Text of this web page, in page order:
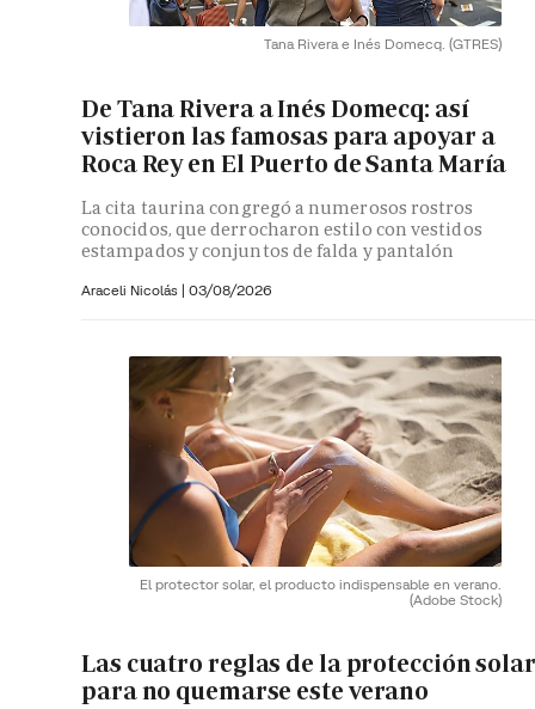
Tana Rivera e Inés Domecq. (GTRES)
De Tana Rivera a Inés Domecq: así
vistieron las famosas para apoyar a
Roca Rey en El Puerto de Santa María
La cita taurina congregó a numerosos rostros
conocidos, que derrocharon estilo con vestidos
estampados y conjuntos de falda y pantalón
Araceli Nicolás | 03/08/2026
El protector solar, el producto indispensable en verano.
(Adobe Stock)
Las cuatro reglas de la protección solar
para no quemarse este verano